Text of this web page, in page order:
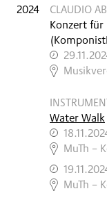
2024
CLAUDIO
Konzert für
,
Water Walk
,
MuTh –
,
MuTh –